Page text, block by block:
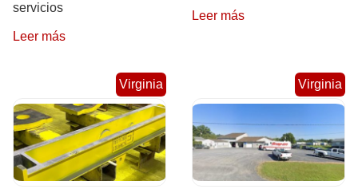
servicios
Leer más
Leer más
Virginia Virginia